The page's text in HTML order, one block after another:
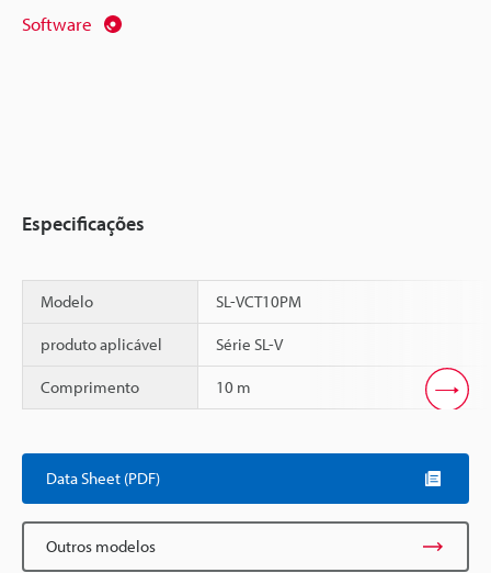
Software
Especificações
Modelo SL-VCT10PM
produto aplicável Série SL-V
Comprimento 10 m
Data Sheet (PDF)
Outros modelos